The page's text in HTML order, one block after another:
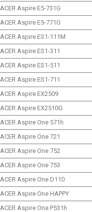
ACER Aspire E5-731G
ACER Aspire E5-771G
ACER Aspire ES1-111M
ACER Aspire ES1-311
ACER Aspire ES1-511
ACER Aspire ES1-711
ACER Aspire EX2509
ACER Aspire EX2510G
ACER Aspire One 571h
ACER Aspire One 721
ACER Aspire One 752
ACER Aspire One 753
ACER Aspire One D110
ACER Aspire One HAPPY
ACER Aspire One P531h